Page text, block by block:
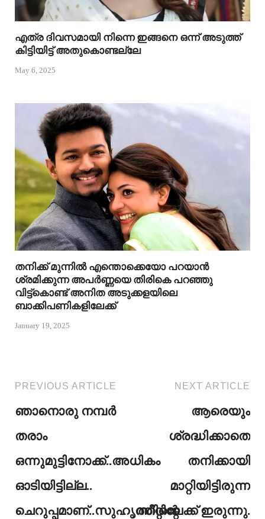
എത്ര ദിവസമായി നിന്നെ ഇങ്ങനെ ഒന്ന് അടുത്ത്
കിട്ടിയിട്ട് അതുകൊണ്ടല്ലേ
May 6, 2025
തനിക്ക് മുന്നിൽ എന്തൊക്കെയോ പറയാൻ
ശ്രമിക്കുന്ന അപർണ്ണയെ തിരികെ പറഞ്ഞു
വിട്ട്കൊണ്ട് അനിത അടുക്കളയിലെ
ബാക്കിപണികളിലേക്ക്
January 19, 2025
PREVIOUS ARTICLE
ഞാനൊരു നമ്പർ
തരാം
ഒന്നുമുട്ടിനോക്ക്..അധികം
ഓടിയിട്ടില്ല..
ചെറുപ്പമാണ്..സുഹൃത്തിന്റെ
NEXT ARTICLE
ആരെയും
ശ്രദ്ധിക്കാതെ
തനിക്കായി
മാറ്റിയിട്ടിരുന്ന
സീറ്റിലേക്ക് ഇരുന്നു.